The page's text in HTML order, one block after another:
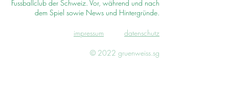
Fussballclub der Schweiz. Vor, während und nach
dem Spiel sowie News und Hintergründe.
impressum datenschutz
© 2022 gruenweiss.sg